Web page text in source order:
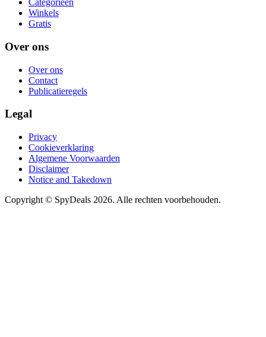
Categorieën
Winkels
Gratis
Over ons
Over ons
Contact
Publicatieregels
Legal
Privacy
Cookieverklaring
Algemene Voorwaarden
Disclaimer
Notice and Takedown
Copyright © SpyDeals 2026. Alle rechten voorbehouden.